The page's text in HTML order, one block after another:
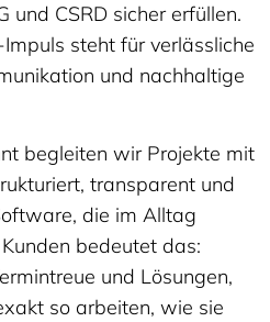
und CSRD sicher erfüllen.
steht für verlässliche
und nachhaltige
begleiten wir Projekte mit
transparent und
die im Alltag
bedeutet das:
und Lösungen,
so arbeiten, wie sie